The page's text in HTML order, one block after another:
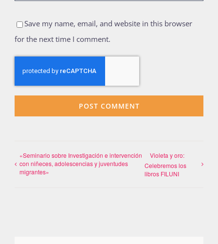
Save my name, email, and website in this browser
for the next time I comment.
«Seminario sobre Investigación e intervención
con niñeces, adolescencias y juventudes
migrantes»
Violeta y oro:
Celebremos los
libros FILUNI